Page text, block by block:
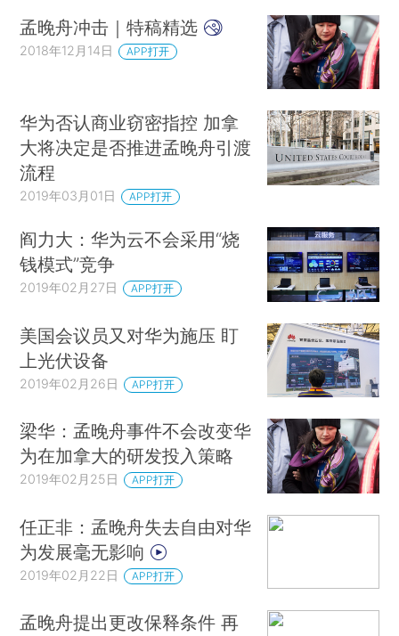
孟晚舟冲击｜特稿精选
2018年12月14日 APP打开
华为否认商业窃密指控 加拿
大将决定是否推进孟晚舟引渡
流程
2019年03月01日 APP打开
阎力大：华为云不会采用“烧
钱模式”竞争
2019年02月27日 APP打开
美国会议员又对华为施压 盯
上光伏设备
2019年02月26日 APP打开
梁华：孟晚舟事件不会改变华
为在加拿大的研发投入策略
2019年02月25日 APP打开
任正非：孟晚舟失去自由对华
为发展毫无影响
2019年02月22日 APP打开
孟晚舟提出更改保释条件 再